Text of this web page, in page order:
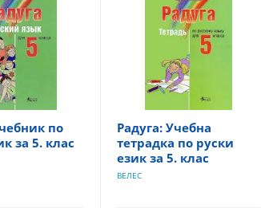
по
за 5. клас
Радуга: Учебна
тетрадка по руски
език за 5. клас
ВЕЛЕС